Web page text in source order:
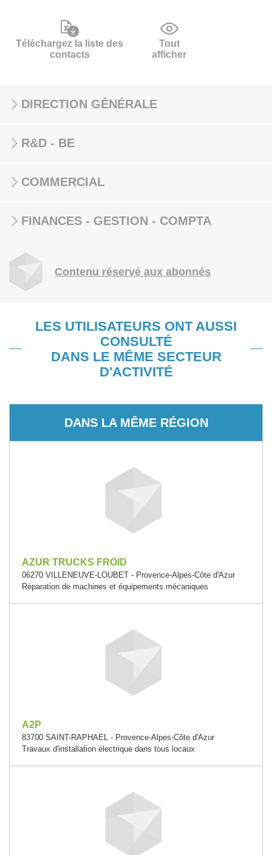
Téléchargez la liste des
contacts
Tout
afficher
DIRECTION GÉNÉRALE
R&D - BE
COMMERCIAL
FINANCES - GESTION - COMPTA
Contenu réservé aux abonnés
LES UTILISATEURS ONT AUSSI
CONSULTÉ
DANS LE MÊME SECTEUR
D'ACTIVITÉ
DANS LA MÊME RÉGION
AZUR TRUCKS FROID
06270 VILLENEUVE-LOUBET - Provence-Alpes-Côte d'Azur
Réparation de machines et équipements mécaniques
A2P
83700 SAINT-RAPHAEL - Provence-Alpes-Côte d'Azur
Travaux d'installation électrique dans tous locaux